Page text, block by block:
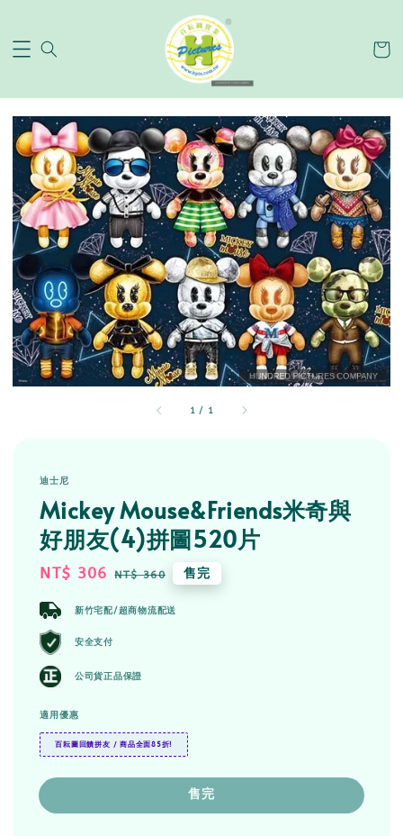
1 / 1
迪士尼
Mickey Mouse&Friends米奇與
好朋友(4)拼圖520片
Sale
NT$ 306 Regular
NT$ 360 售完
新竹宅配/超商物流配送
安全支付
公司貨正品保證
適用優惠
百耘圖回饋拼友 / 商品全面85折!
售完